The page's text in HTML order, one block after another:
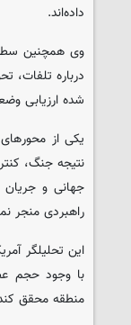
داده‌اند.
وی همچنین سطح
درباره تلفات،
شده ارزیابی
یکی از
نتیجه جنگ،
جهانی و
راهبردی منجر
این تحلیلگر
با وجود حجم
منطقه محقق